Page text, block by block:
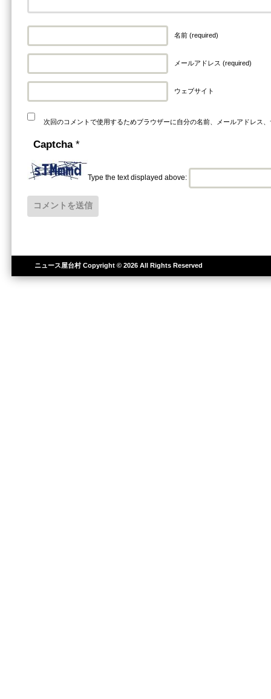
名前 (required)
メールアドレス (required)
ウェブサイト
次回のコメントで使用するためブラウザーに自分の名前、メールアドレス
Captcha *
Type the text displayed above:
ニュース屋台村Copyright © 2026 All Rights Reserved